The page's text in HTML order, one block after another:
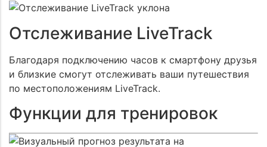
Отслеживание LiveTrack
Благодаря подключению часов к смартфону друзья
и близкие смогут отслеживать ваши путешествия
по местоположениям LiveTrack.
Функции для тренировок